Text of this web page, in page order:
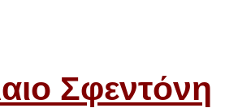
Σφεντόνη